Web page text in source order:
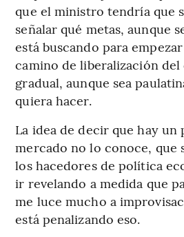
que el ministro tendría que
señalar qué metas, aunque
está buscando para
camino de liberalización del
gradual, aunque sea
quiera hacer.
La idea de decir que hay un
mercado no lo conoce, que
los hacedores de política
ir revelando a medida que
me luce mucho a
está penalizando eso.